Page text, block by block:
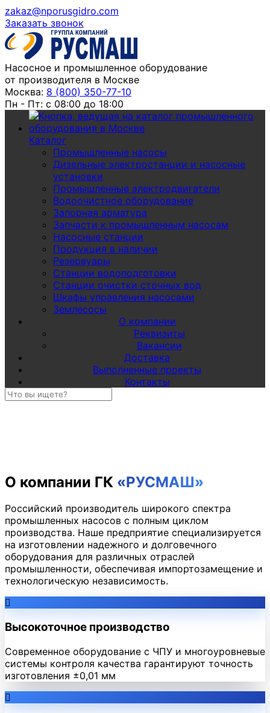
zakaz@nporusgidro.com
Заказать звонок
Насосное и промышленное оборудование
от производителя в Москве
Москва: 8 (800) 350-77-10
Пн - Пт: с 08:00 до 18:00
Каталог
Промышленные насосы
Дизельные электростанции и насосные
установки
Промышленные электродвигатели
Водоочистное оборудование
Запорная арматура
Запчасти к промышленным насосам
Насосные станции
Продукция в наличии
Резервуары
Станции водоподготовки
Станции очистки сточных вод
Шкафы управления насосами
Землесосы
О компании
Реквизиты
Вакансии
Доставка
Выполненные проекты
Контакты
О компании ГК «РУСМАШ»
Российский производитель широкого спектра
промышленных насосов с полным циклом
производства. Наше предприятие специализируется
на изготовлении надежного и долговечного
оборудования для различных отраслей
промышленности, обеспечивая импортозамещение и
технологическую независимость.
Высокоточное производство
Современное оборудование с ЧПУ и многоуровневые
системы контроля качества гарантируют точность
изготовления ±0,01 мм